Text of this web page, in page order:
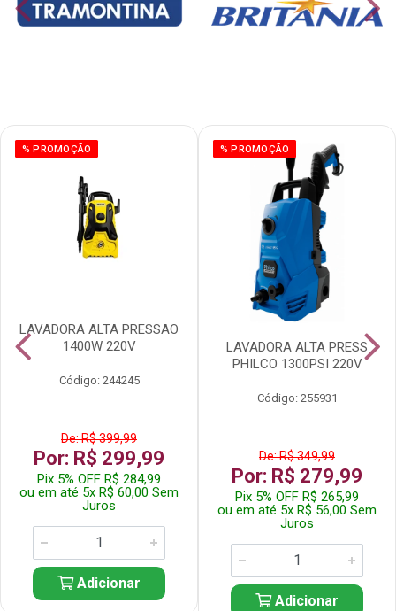
% PROMOÇÃO
LAVADORA ALTA PRESSAO
1400W 220V
Código: 244245
De: R$ 399,99
Por: R$ 299,99
Pix 5% OFF R$ 284,99
ou em até 5x R$ 60,00 Sem
Juros
Adicionar
% PROMOÇÃO
LAVADORA ALTA PRESS
PHILCO 1300PSI 220V
Código: 255931
De: R$ 349,99
Por: R$ 279,99
Pix 5% OFF R$ 265,99
ou em até 5x R$ 56,00 Sem
Juros
Adicionar